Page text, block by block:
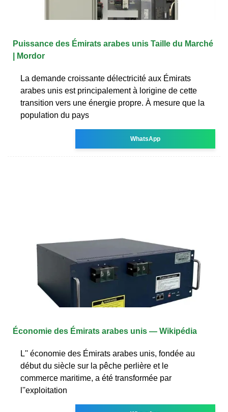
Puissance des Émirats arabes unis Taille du Marché
| Mordor
La demande croissante délectricité aux Émirats
arabes unis est principalement à lorigine de cette
transition vers une énergie propre. À mesure que la
population du pays
WhatsApp
Économie des Émirats arabes unis — Wikipédia
L'' économie des Émirats arabes unis, fondée au
début du siècle sur la pêche perlière et le
commerce maritime, a été transformée par
l''exploitation